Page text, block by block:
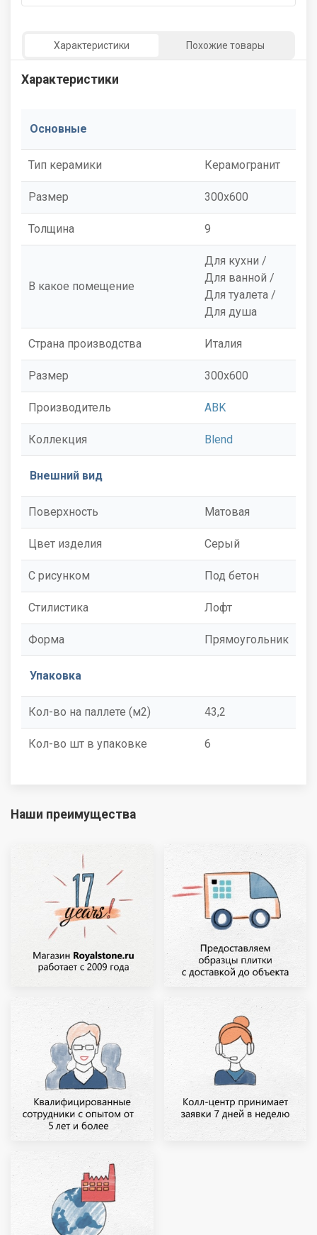
Характеристики Похожие товары
Характеристики
Основные
Тип керамики Керамогранит
Размер 300x600
Толщина 9
В какое помещение
Для кухни /
Для ванной /
Для туалета /
Для душа
Страна производства Италия
Размер 300x600
Производитель ABK
Коллекция Blend
Внешний вид
Поверхность Матовая
Цвет изделия Серый
С рисунком Под бетон
Стилистика Лофт
Форма Прямоугольник
Упаковка
Кол-во на паллете (м2) 43,2
Кол-во шт в упаковке 6
Наши преимущества